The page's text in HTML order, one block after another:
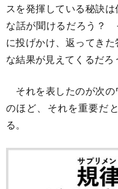
スを発揮している秘訣
な話が聞けるだろう？
に投げかけ、返ってき
な結果が見えてくるだろ
それを表したのが次の
のほど、それを重要だ
る。